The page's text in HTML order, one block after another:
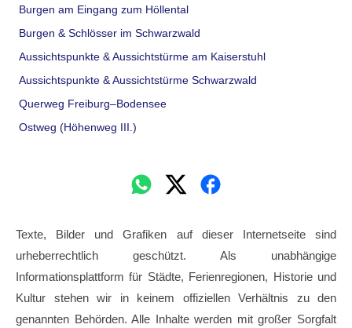
Burgen am Eingang zum Höllental
Burgen & Schlösser im Schwarzwald
Aussichtspunkte & Aussichtstürme am Kaiserstuhl
Aussichtspunkte & Aussichtstürme Schwarzwald
Querweg Freiburg–Bodensee
Ostweg (Höhenweg III.)
Texte, Bilder und Grafiken auf dieser Internetseite sind
urheberrechtlich geschützt. Als unabhängige
Informationsplattform für Städte, Ferienregionen, Historie und
Kultur stehen wir in keinem offiziellen Verhältnis zu den
genannten Behörden. Alle Inhalte werden mit großer Sorgfalt